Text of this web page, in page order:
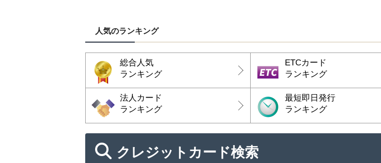
人気のランキング
総合人気
ランキング
ETCカード
ランキング
法人カード
ランキング
最短即日発行
ランキング
クレジットカード検索